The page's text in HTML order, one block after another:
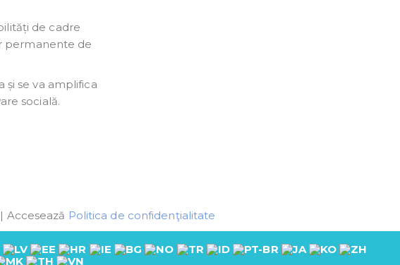
de cadre
permanente de
se va amplifica
socială.
Accesează Politica de confidenţialitate